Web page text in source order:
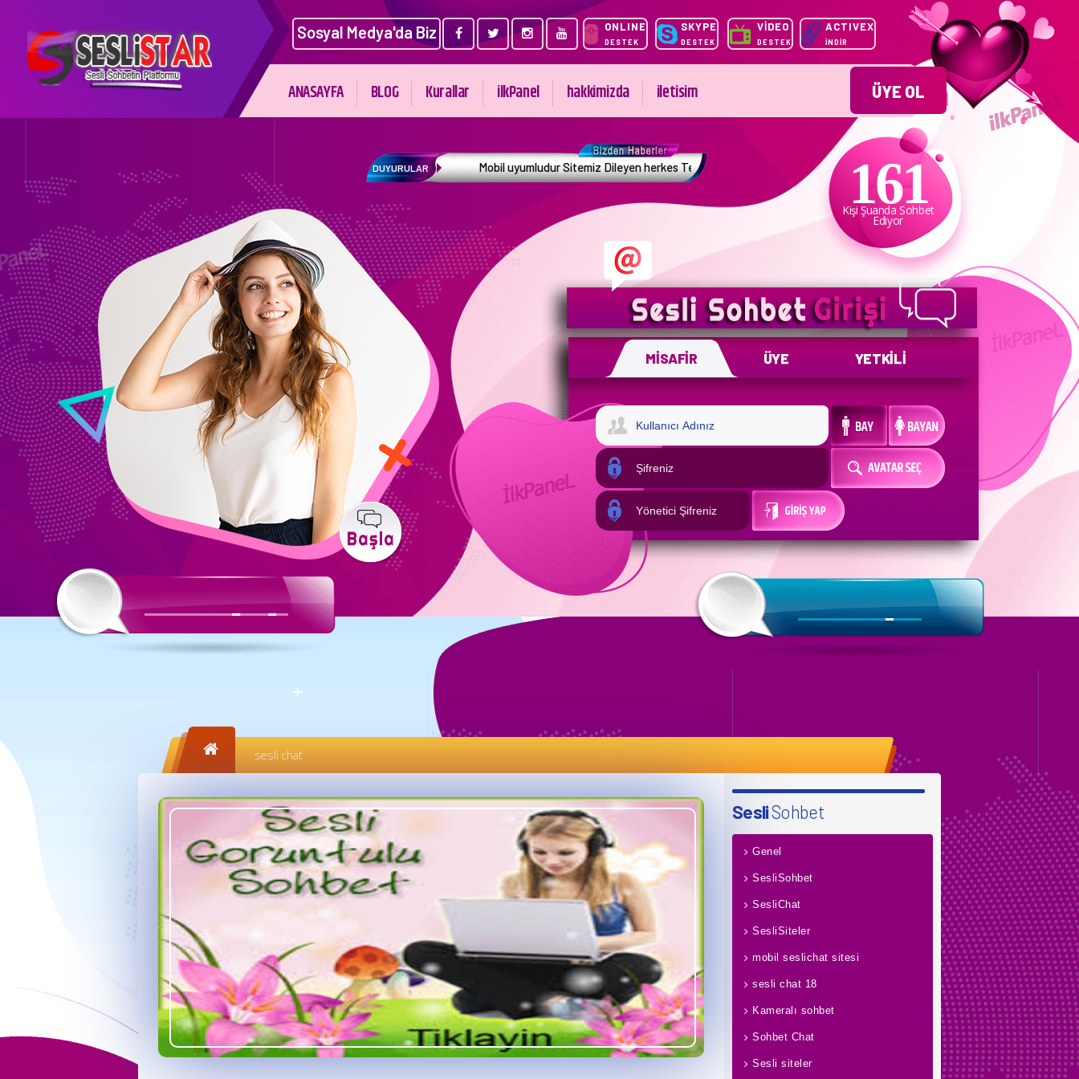
Sosyal Medya'da Biz ONLINE
DESTEK
SKYPE
DESTEK
VİDEO
DESTEK
ACTIVEX
İNDİR
DUYURULAR
Mobil uyumludur Sitemiz Dileyen herkes Telefon ve Akıllı Cihazlardan sitemize giriş etmek Münkündür.
ANASAYFA BLOG Kurallar ilkPanel hakkimizda iletisim
161
Kişi Şuanda Sohbet
Ediyor
ÜYE OL
MİSAFİR ÜYE YETKİLİ
sesli chat
SesliSohbet
Genel
SesliSohbet
SesliChat
SesliSiteler
mobil seslichat sitesi
sesli chat 18
Kameralı sohbet
Sohbet Chat
Sesli siteler